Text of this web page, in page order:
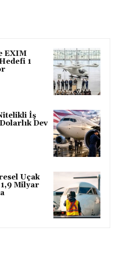
EXIM
1
İş
Dev
Uçak
Milyar